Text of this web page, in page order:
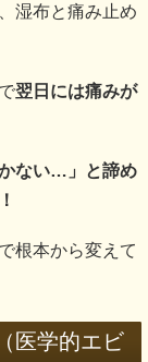
湿布と痛み止め
翌日には痛みが
かない…」と諦め
根本から変えて
医学的エビ